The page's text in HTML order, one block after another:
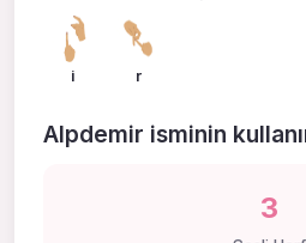
i r
Alpdemir isminin
3